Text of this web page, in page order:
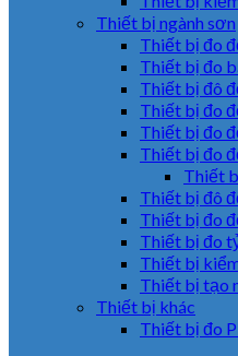
Thiết bị ngành sơn
Thiết bị đo
Thiết bị đo
Thiết bị đô
Thiết bị đo
Thiết bị đo
Thiết bị đo
Thiết
Thiết bị đô
Thiết bị đo
Thiết bị đo
Thiết bị
Thiết bị tạo
Thiết bị khác
Thiết bị đo